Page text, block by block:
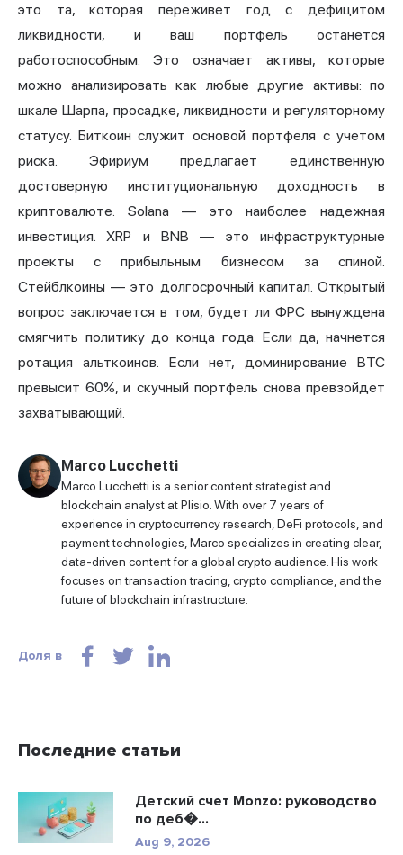
это та, которая переживет год с дефицитом
ликвидности, и ваш портфель останется
работоспособным. Это означает активы, которые
можно анализировать как любые другие активы: по
шкале Шарпа, просадке, ликвидности и регуляторному
статусу. Биткоин служит основой портфеля с учетом
риска. Эфириум предлагает единственную
достоверную институциональную доходность в
криптовалюте. Solana — это наиболее надежная
инвестиция. XRP и BNB — это инфраструктурные
проекты с прибыльным бизнесом за спиной.
Стейблкоины — это долгосрочный капитал. Открытый
вопрос заключается в том, будет ли ФРС вынуждена
смягчить политику до конца года. Если да, начнется
ротация альткоинов. Если нет, доминирование BTC
превысит 60%, и скучный портфель снова превзойдет
захватывающий.
Marco Lucchetti
Marco Lucchetti is a senior content strategist and
blockchain analyst at Plisio. With over 7 years of
experience in cryptocurrency research, DeFi protocols, and
payment technologies, Marco specializes in creating clear,
data-driven content for a global crypto audience. His work
focuses on transaction tracing, crypto compliance, and the
future of blockchain infrastructure.
Доля в
Последние статьи
Детский счет Monzo: руководство
по деб�...
Aug 9, 2026